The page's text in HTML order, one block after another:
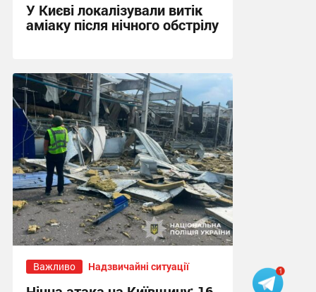
У Києві локалізували витік
аміаку після нічного обстрілу
14:21, 5.08.2026
Важливо Надзвичайні ситуації